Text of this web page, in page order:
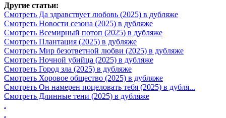
Другие статьи:
Смотреть Да здравствует любовь (2025) в дубляже
Смотреть Новости сезона (2025) в дубляже
Смотреть Всемирный потоп (2025) в дубляже
Смотреть Плантация (2025) в дубляже
Смотреть Мир безответной любви (2025) в дубляже
Смотреть Ночной убийца (2025) в дубляже
Смотреть Город зла (2025) в дубляже
Смотреть Хоровое общество (2025) в дубляже
Смотреть Он намерен поцеловать тебя (2025) в дубля...
Смотреть Длинные тени (2025) в дубляже
.
.